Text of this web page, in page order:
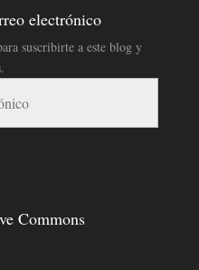
electrónico
suscribirte a este blog y
Commons